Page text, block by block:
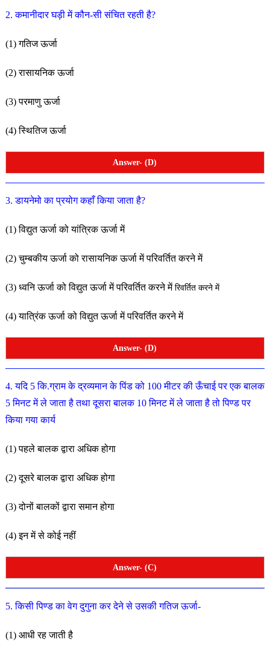
2. कमानीदार घड़ी में कौन-सी संचित रहती है?
(1) गतिज ऊर्जा
(2) रासायनिक ऊर्जा
(3) परमाणु ऊर्जा
(4) स्थितिज ऊर्जा
Answer- (D)
3. डायनेमो का प्रयोग कहाँ किया जाता है?
(1) विद्युत ऊर्जा को यांत्रिक ऊर्जा में
(2) चुम्बकीय ऊर्जा को रासायनिक ऊर्जा में परिवर्तित करने में
(3) ध्वनि ऊर्जा को विद्युत ऊर्जा में परिवर्तित करने में रिवर्तित करने में
(4) यात्रिंक ऊर्जा को विद्युत ऊर्जा में परिवर्तित करने में
Answer- (D)
4. यदि 5 कि.ग्राम के द्रव्यमान के पिंड को 100 मीटर की ऊँचाई परएक बालक
5 मिनट में ले जाता है तथा दूसरा बालक 10 मिनट में ले जाता है तो पिण्ड पर
किया गया कार्य
(1) पहले बालक द्वारा अधिक होगा
(2) दूसरे बालक द्वारा अधिक होगा
(3) दोनों बालकों द्वारा समान होगा
(4) इन में से कोई नहीं
Answer- (C)
5. किसी पिण्ड का वेग दुगुना कर देने से उसकी गतिज ऊर्जा-
(1) आधी रह जाती है